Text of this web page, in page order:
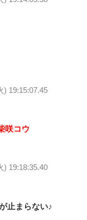
) 19:15:07.45
咲コウ
) 19:18:35.40
止まらない♪